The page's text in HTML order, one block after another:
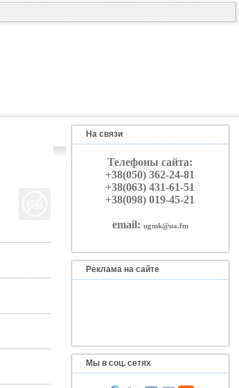
На связи
Телефоны сайта:
+38(050) 362-24-81
+38(063) 431-61-51
+38(098) 019-45-21
email: ugmk@ua.fm
Реклама на сайте
Мы в соц. сетях